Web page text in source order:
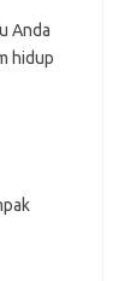
Anda
hidup